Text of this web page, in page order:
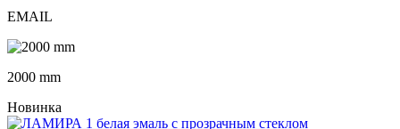
EMAIL
2000 mm
Новинка